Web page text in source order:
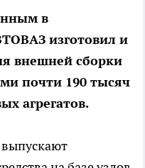
в
изготовил и
внешней сборки
почти 190 тысяч
агрегатов.